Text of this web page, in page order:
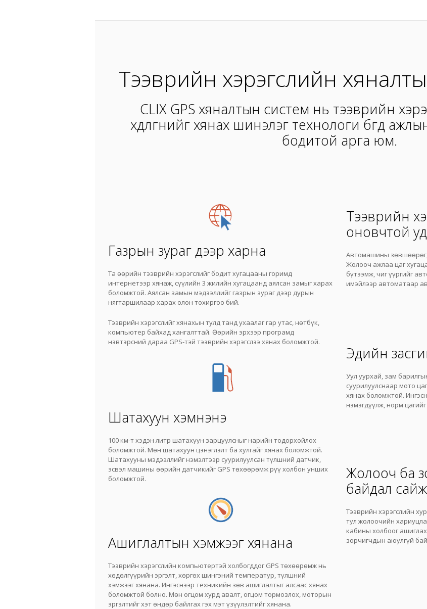
Тээврийн хэрэгслийн
CLIX GPS хяналтын систем нь тээврийн
хөдөлгөөнийг хянах шинэлэг технологи бөгөөд
бодитой арга юм.
Газрын зураг дээр харна
Та өөрийн тээврийн хэрэгслийг бодит хугацааны горимд
интернетээр хянаж, сүүлийн 3 жилийн хугацаанд аялсан замыг харах
боломжтой. Аялсан замын мэдээллийг газрын зураг дээр дурын
нягтаршилаар харах олон тохиргоо бий.
Тээврийн хэрэгслийг хянахын тулд танд ухаалаг гар утас, нөтбүк,
компьютер байхад хангалттай. Өөрийн эрхээр програмд
нэвтэрсний дараа GPS-тэй тээврийн хэрэгслээ хянах боломжтой.
Шатахуун хэмнэнэ
100 км-т хэдэн литр шатахуун зарцуулсныг нарийн тодорхойлох
боломжтой. Мөн шатахуун цэнэглэлт ба хулгайг хянах боломжтой.
Шатахууны мэдээллийг нэмэлтээр суурилуулсан түлшний датчик,
эсвэл машины өөрийн датчикийг GPS төхөөрөмж рүү холбон унших
боломжтой.
Ашиглалтын хэмжээг хянана
Тээврийн хэрэгслийн компьютертэй холбогддог GPS төхөөрөмж нь
хөдөлгүүрийн эргэлт, хөргөх шингэний температур, түлшний
хэмжээг хянана. Ингэснээр техникийн зөв ашиглалтыг алсаас хянах
боломжтой болно. Мөн огцом хурд авалт, огцом тормозлох, моторын
эргэлтийг хэт өндөр байлгах гэх мэт үзүүлэлтийг хянана.
Тээврийн
оновчтой
Автомашины
Жолооч ажлаа цаг
бүтээмж, чиг үүргийг
имэйлээр автоматаар
Эдийн
Уул уурхай, зам
суурилуулснаар мото
хянах боломжтой.
нэмэгдүүлж, норм
Жолооч ба
байдал
Тээврийн хэрэгслийн
тул жолоочийн
кабины холбоог
зорчигчдын аюулгүй